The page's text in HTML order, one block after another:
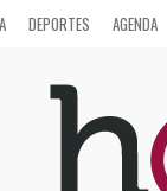
DEPORTES AGENDA